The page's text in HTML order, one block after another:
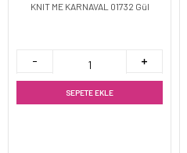
KNIT ME KARNAVAL 01732 Gül
SEPETE EKLE